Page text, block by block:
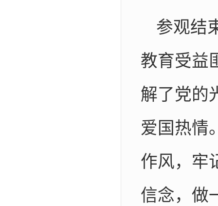
参观结
教育受益
解了党的
爱国热情
作风，牢
信念，做